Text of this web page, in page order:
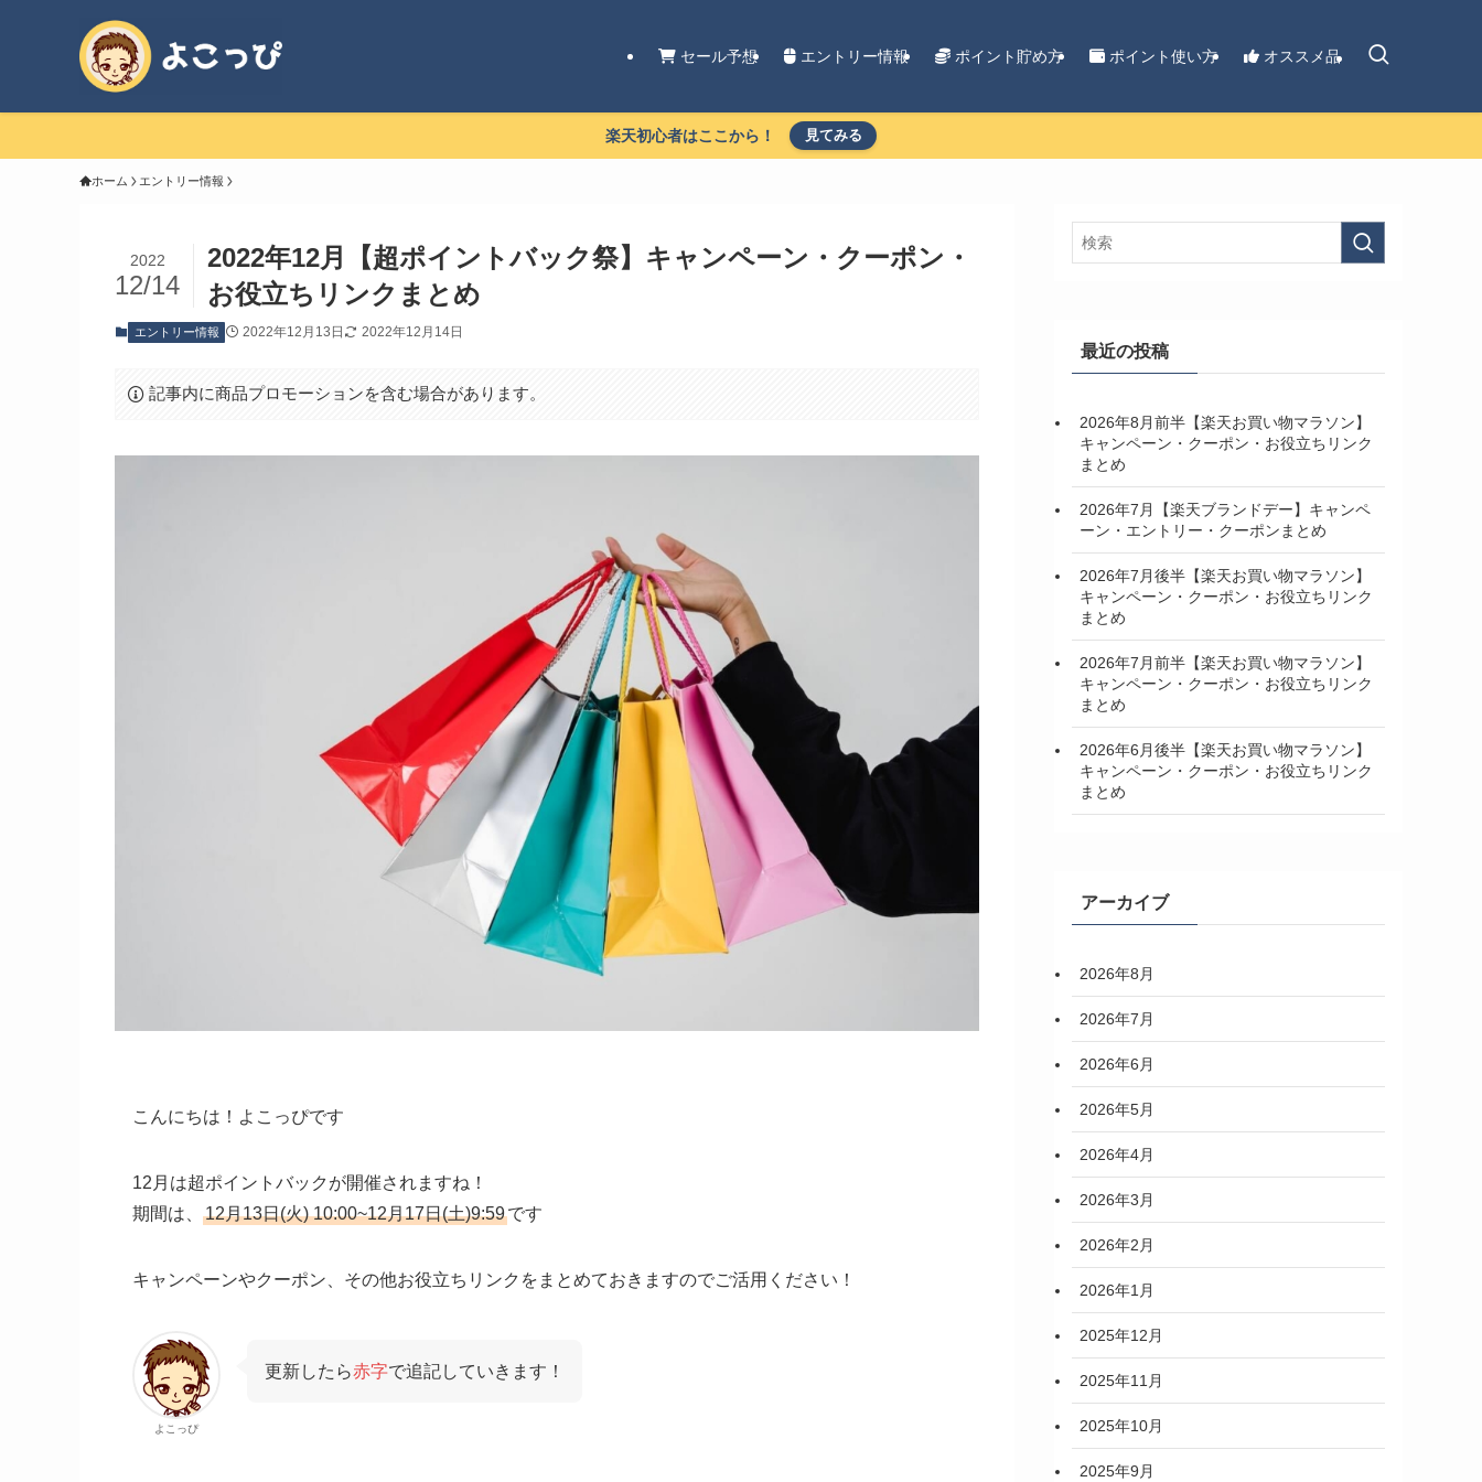
セール予想 エントリー情報 ポイント貯め方 ポイント使い方 オススメ品
楽天初心者はここから！ 見てみる
ホーム エントリー情報
2022年12月【超ポイントバック祭】キャンペーン・クーポン・
お役立ちリンクまとめ
2022
12/14
エントリー情報 2022年12月13日 2022年12月14日
記事内に商品プロモーションを含む場合があります。
こんにちは！よこっぴです
12月は超ポイントバックが開催されますね！
期間は、
12月13日(火) 10:00~12月17日(土)9:59です
キャンペーンやクーポン、その他お役立ちリンクをまとめておきますのでご活用ください！
よこっぴ
更新したら赤字で追記していきます！
最近の投稿
2026年8月前半【楽天お買い物マラソン】
キャンペーン・クーポン・お役立ちリンク
まとめ
2026年7月【楽天ブランドデー】キャンペ
ーン・エントリー・クーポンまとめ
2026年7月後半【楽天お買い物マラソン】
キャンペーン・クーポン・お役立ちリンク
まとめ
2026年7月前半【楽天お買い物マラソン】
キャンペーン・クーポン・お役立ちリンク
まとめ
2026年6月後半【楽天お買い物マラソン】
キャンペーン・クーポン・お役立ちリンク
まとめ
アーカイブ
2026年8月
2026年7月
2026年6月
2026年5月
2026年4月
2026年3月
2026年2月
2026年1月
2025年12月
2025年11月
2025年10月
2025年9月